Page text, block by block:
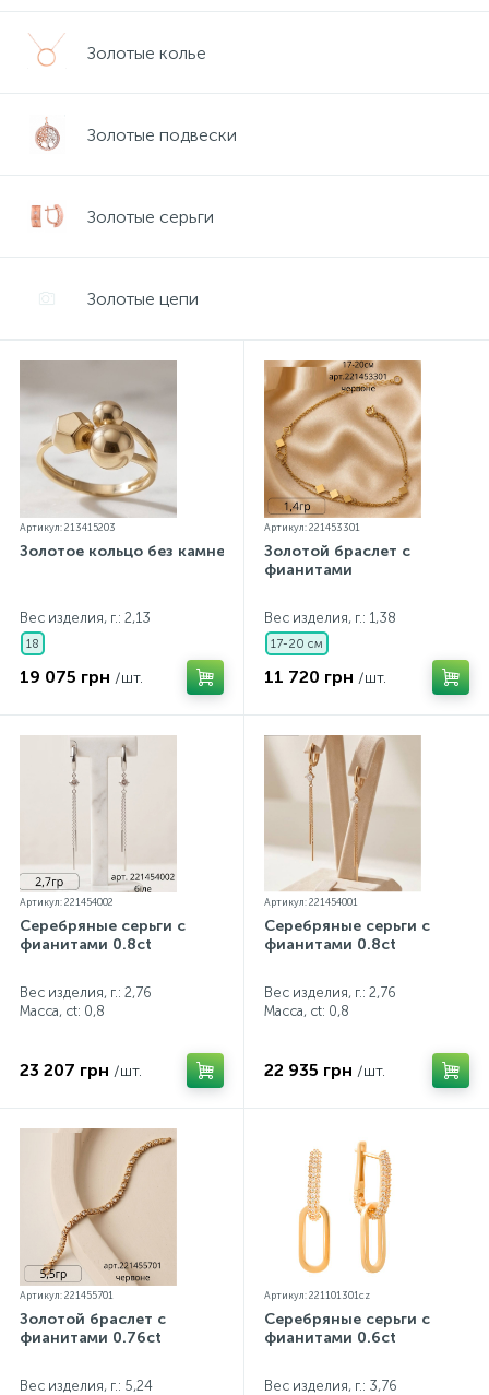
Золотые колье
Золотые подвески
Золотые серьги
Золотые цепи
Артикул: 213415203
Золотое кольцо без камней
Вес изделия, г.: 2,13
18
19 075 грн /шт.
Артикул: 221453301
Золотой браслет с
фианитами
Вес изделия, г.: 1,38
17-20 см
11 720 грн /шт.
Артикул: 221454002
Серебряные серьги с
фианитами 0.8ct
Вес изделия, г.: 2,76
Масса, ct: 0,8
23 207 грн /шт.
Артикул: 221454001
Серебряные серьги с
фианитами 0.8ct
Вес изделия, г.: 2,76
Масса, ct: 0,8
22 935 грн /шт.
Артикул: 221455701
Золотой браслет с
фианитами 0.76ct
Вес изделия, г.: 5,24
Артикул: 221101301cz
Серебряные серьги с
фианитами 0.6ct
Вес изделия, г.: 3,76
Контакты